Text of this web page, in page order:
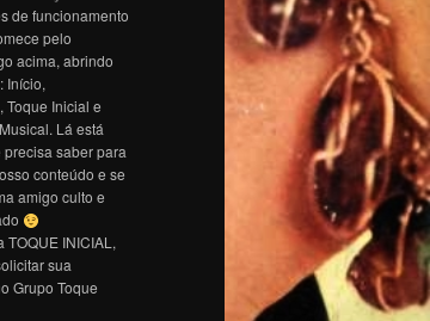
de funcionamento
pelo
acima, abrindo
Início,
Toque Inicial e
Lá está
saber para
conteúdo e se
amigo culto e
TOQUE INICIAL,
sua
Grupo Toque